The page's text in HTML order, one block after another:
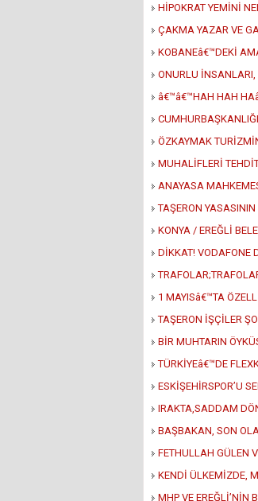
HİPOKRAT YEMİNİ
ÇAKMA YAZAR VE
KOBANEâ€™DEKİ
ONURLU
â€™â€™HAH HAH
ÖZKAYMAK
MUHALİFLERİ
ANAYASA
TAŞERON
KONYA / EREĞLİ
DİKKAT! VODAFONE
1 MAYISâ€™TA
TAŞERON İŞÇİLER
BİR MUHTARIN
TÜRKİYEâ€™DE
ESKİŞEHİRSPOR’U
IRAKTA,SADDAM
BAŞBAKAN, SON
FETHULLAH GÜLEN
KENDİ ÜLKEMİZDE,
MHP VE EREĞLİ’NİN